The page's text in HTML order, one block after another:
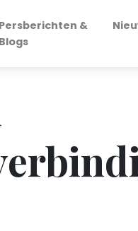
Persberichten &
Blogs